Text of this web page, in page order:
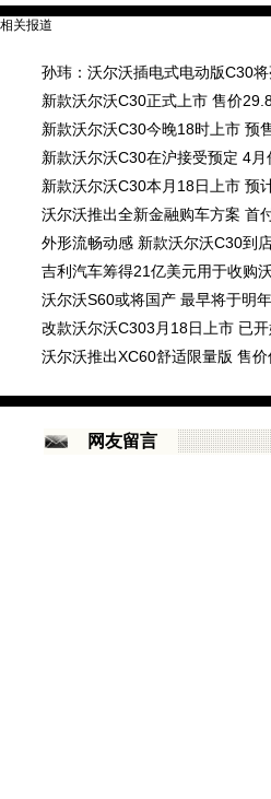
相关报道
孙玮：沃尔沃插电式电动版C30
新款沃尔沃C30正式上市 售价
新款沃尔沃C30今晚18时上市 预
新款沃尔沃C30在沪接受预定 4月
新款沃尔沃C30本月18日上市 预
沃尔沃推出全新金融购车方案 首
外形流畅动感 新款沃尔沃C30到
吉利汽车筹得21亿美元用于收购
沃尔沃S60或将国产 最早将于明
改款沃尔沃C303月18日上市 已
沃尔沃推出XC60舒适限量版 售
网友留言